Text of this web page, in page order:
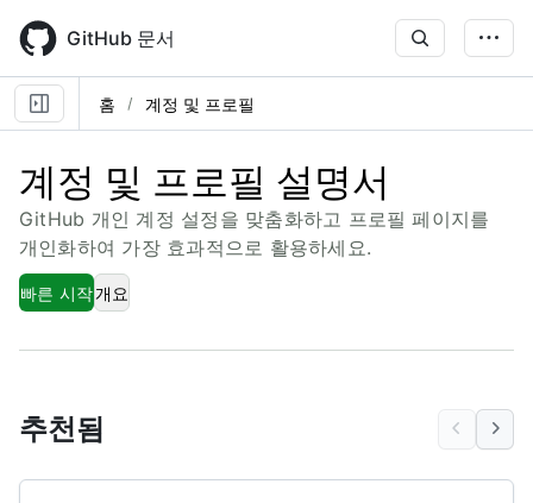
main
content
GitHub 문서
홈 계정 및 프로필
계정 및 프로필 설명서
GitHub 개인 계정 설정을 맞춤화하고 프로필 페이지를
개인화하여 가장 효과적으로 활용하세요.
빠른 시작개요
추천됨